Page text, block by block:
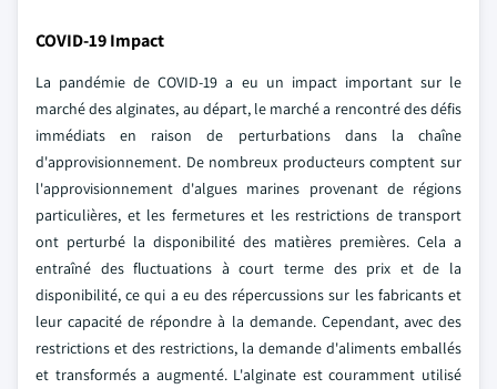
COVID-19 Impact
La pandémie de COVID-19 a eu un impact important sur le
marché des alginates, au départ, le marché a rencontré des défis
immédiats en raison de perturbations dans la chaîne
d'approvisionnement. De nombreux producteurs comptent sur
l'approvisionnement d'algues marines provenant de régions
particulières, et les fermetures et les restrictions de transport
ont perturbé la disponibilité des matières premières. Cela a
entraîné des fluctuations à court terme des prix et de la
disponibilité, ce qui a eu des répercussions sur les fabricants et
leur capacité de répondre à la demande. Cependant, avec des
restrictions et des restrictions, la demande d'aliments emballés
et transformés a augmenté. L'alginate est couramment utilisé